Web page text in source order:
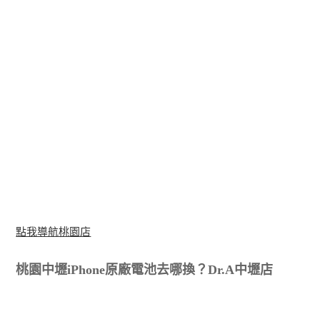
點我導航桃園店
桃園中壢iPhone原廠電池去哪換？Dr.A中壢店